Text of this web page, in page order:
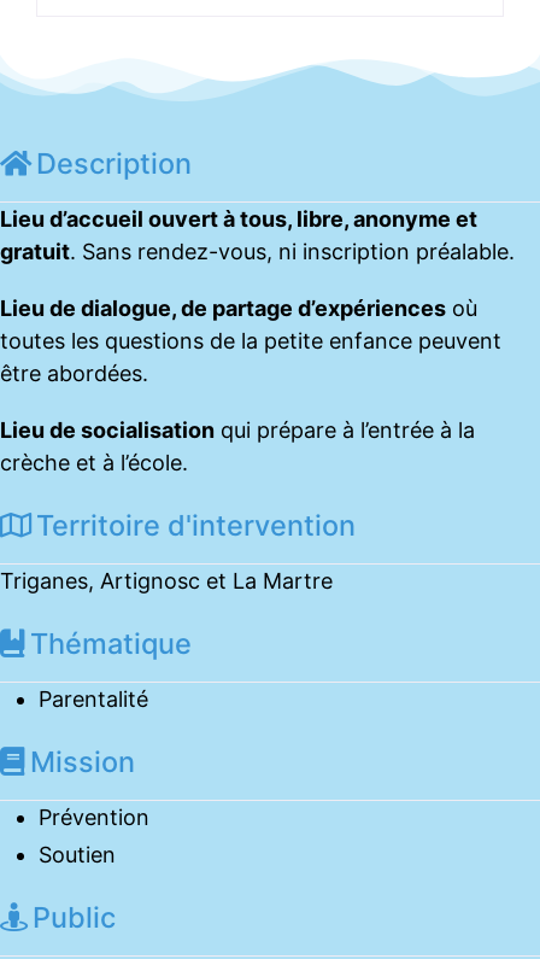
Description
Lieu d’accueil ouvert à tous, libre, anonyme et
gratuit. Sans rendez-vous, ni inscription préalable.
Lieu de dialogue, de partage d’expériences où
toutes les questions de la petite enfance peuvent
être abordées.
Lieu de socialisation qui prépare à l’entrée à la
crèche et à l’école.
Territoire d'intervention
Triganes, Artignosc et La Martre
Thématique
Parentalité
Mission
Prévention
Soutien
Public